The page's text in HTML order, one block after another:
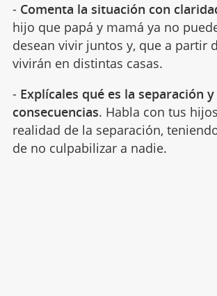
- Comenta la situación con
hijo que papá y mamá ya no
desean vivir juntos y, que a partir
vivirán en distintas casas.
- Explícales qué es la separación y
consecuencias. Habla con tus
realidad de la separación,
de no culpabilizar a nadie.